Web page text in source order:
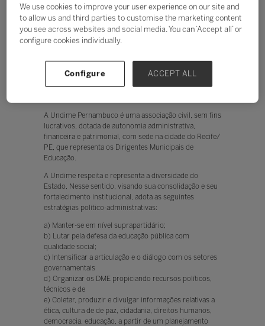
A Undime Pernambuco é uma associação civil, sem fins
lucrativos, dotada de autonomia administrativa,
financeira e patrimonial, com sede na cidade do Recife/
PE, que representa os Dirigentes Municipais de
Educação.
A Undime respeita e representa a diversidade do
Estado. Nesse sentido, visando sua consolidação e seu
fortalecimento institucional, adota as seguintes
estratégias político-administrativas:
a) Manter-se em nível suprapartidário;
b) Lutar pela defesa da educação pública com
qualidade social;
c) Intensificar a articulação e o diálogo com os setores
governamentais
d) Organizar os DME propiciando recursos políticos,
técnicos e de
e) Coletar, produzir e divulgar informações relativas a
ética, cultura de de paz, cidadania, direitos humanos,
democracia, educação, a partir de um planejamento
We use cookies to improve your user experience on our site and
to allow us and third parties to customise the marketing content
you see across websites and social media. You can ‘Accept all’ or
configure cookies individually.
Configure ACCEPT ALL